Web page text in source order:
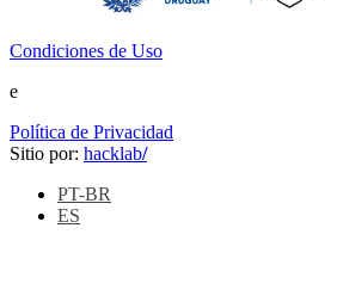
Condiciones de Uso
e
Política de Privacidad
Sitio por: hacklab/
PT-BR
ES